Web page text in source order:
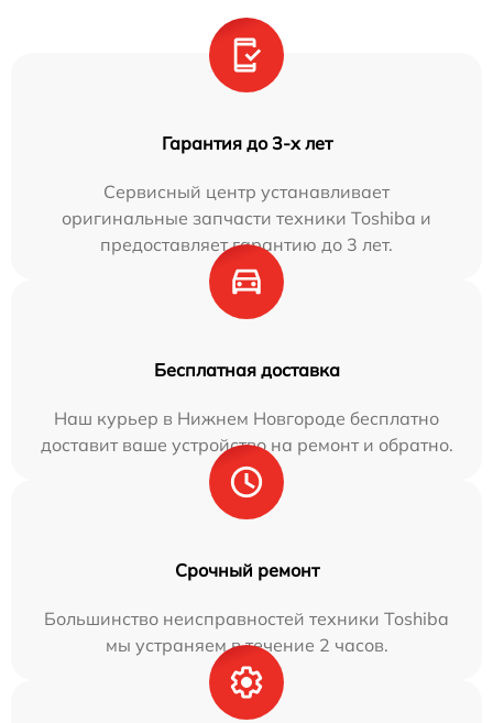
Гарантия до 3-х лет
Сервисный центр устанавливает
оригинальные запчасти техники Toshiba и
предоставляет гарантию до 3 лет.
Бесплатная доставка
Наш курьер в Нижнем Новгороде бесплатно
доставит ваше устройство на ремонт и обратно.
Срочный ремонт
Большинство неисправностей техники Toshiba
мы устраняем в течение 2 часов.